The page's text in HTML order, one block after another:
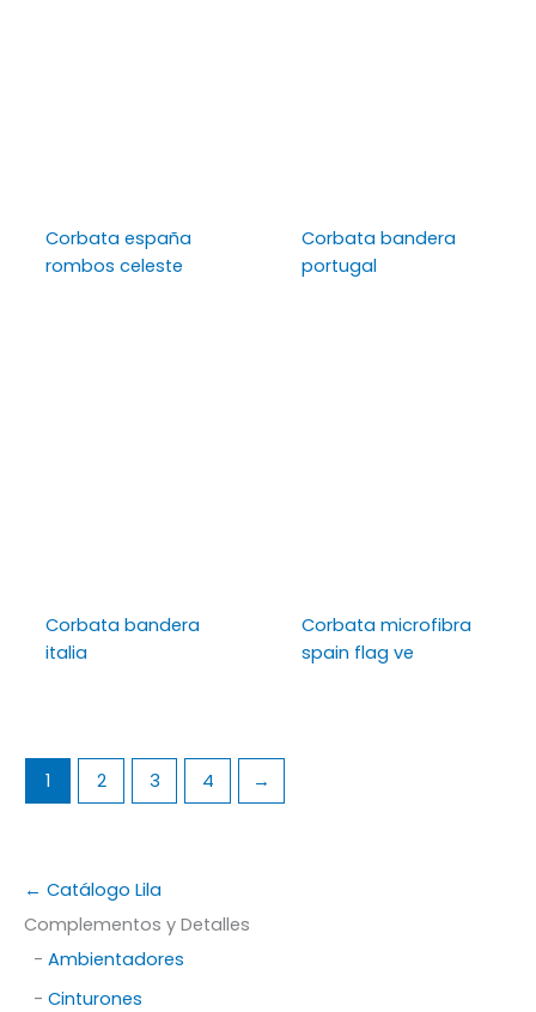
← Catálogo Lila
Complementos y Detalles
- Ambientadores
- Cinturones
Corbata españa
rombos celeste
Corbata bandera
portugal
Corbata bandera
italia
Corbata microfibra
spain flag ve
1 2 3 4 →